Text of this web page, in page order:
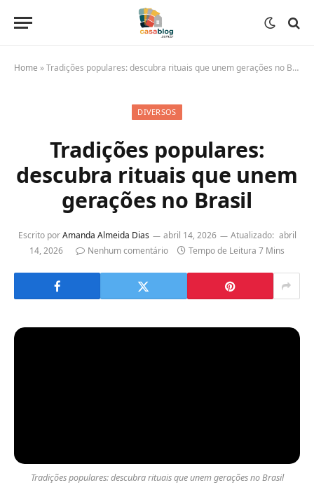
Home »Tradições populares: descubra rituais que unem gerações no Brasil
DIVERSOS
Tradições populares:
descubra rituais que unem
gerações no Brasil
Escrito por Amanda Almeida Dias abril 14, 2026 Atualizado: abril
14, 2026
Nenhum comentário Tempo de Leitura 7 Mins
Tradições populares: descubra rituais que unem gerações no Brasil